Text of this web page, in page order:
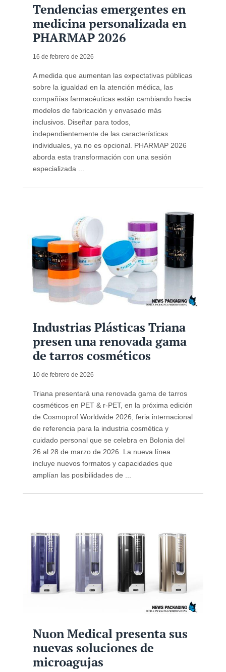
Tendencias emergentes en
medicina personalizada en
PHARMAP 2026
16 de febrero de 2026
A medida que aumentan las expectativas públicas
sobre la igualdad en la atención médica, las
compañías farmacéuticas están cambiando hacia
modelos de fabricación y envasado más
inclusivos. Diseñar para todos,
independientemente de las características
individuales, ya no es opcional. PHARMAP 2026
aborda esta transformación con una sesión
especializada ...
Industrias Plásticas Triana
presen una renovada gama
de tarros cosméticos
10 de febrero de 2026
Triana presentará una renovada gama de tarros
cosméticos en PET & r-PET, en la próxima edición
de Cosmoprof Worldwide 2026, feria internacional
de referencia para la industria cosmética y
cuidado personal que se celebra en Bolonia del
26 al 28 de marzo de 2026. La nueva línea
incluye nuevos formatos y capacidades que
amplían las posibilidades de ...
Nuon Medical presenta sus
nuevas soluciones de
microagujas